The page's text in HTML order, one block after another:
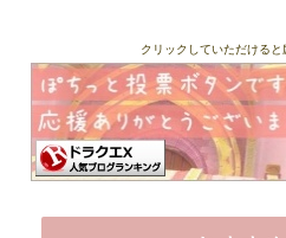
クリックしていただける